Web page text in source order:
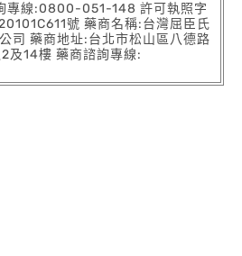
專線:0800-051-148 許可執照字
號 藥商名稱:台灣屈臣氏
司 藥商地址:台北市松山區八德路
及14樓 藥商諮詢專線: